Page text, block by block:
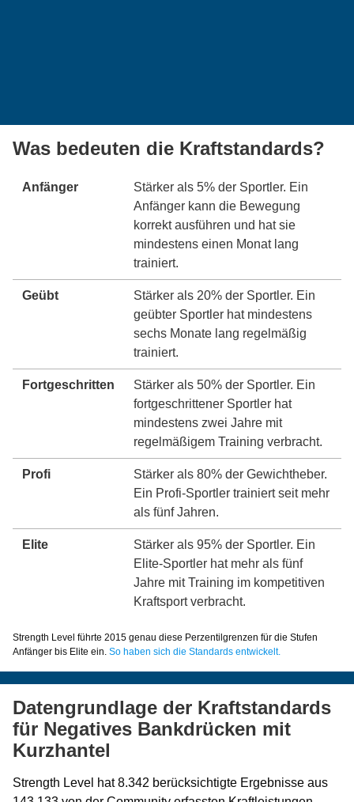
Was bedeuten die Kraftstandards?
Anfänger
Stärker als 5% der Sportler. Ein
Anfänger kann die Bewegung
korrekt ausführen und hat sie
mindestens einen Monat lang
trainiert.
Geübt
Stärker als 20% der Sportler. Ein
geübter Sportler hat mindestens
sechs Monate lang regelmäßig
trainiert.
Fortgeschritten
Stärker als 50% der Sportler. Ein
fortgeschrittener Sportler hat
mindestens zwei Jahre mit
regelmäßigem Training verbracht.
Profi
Stärker als 80% der Gewichtheber.
Ein Profi-Sportler trainiert seit mehr
als fünf Jahren.
Elite
Stärker als 95% der Sportler. Ein
Elite-Sportler hat mehr als fünf
Jahre mit Training im kompetitiven
Kraftsport verbracht.
Strength Level führte 2015 genau diese Perzentilgrenzen für die Stufen
Anfänger bis Elite ein. So haben sich die Standards entwickelt.
Datengrundlage der Kraftstandards
für Negatives Bankdrücken mit
Kurzhantel
Strength Level hat 8.342 berücksichtigte Ergebnisse aus